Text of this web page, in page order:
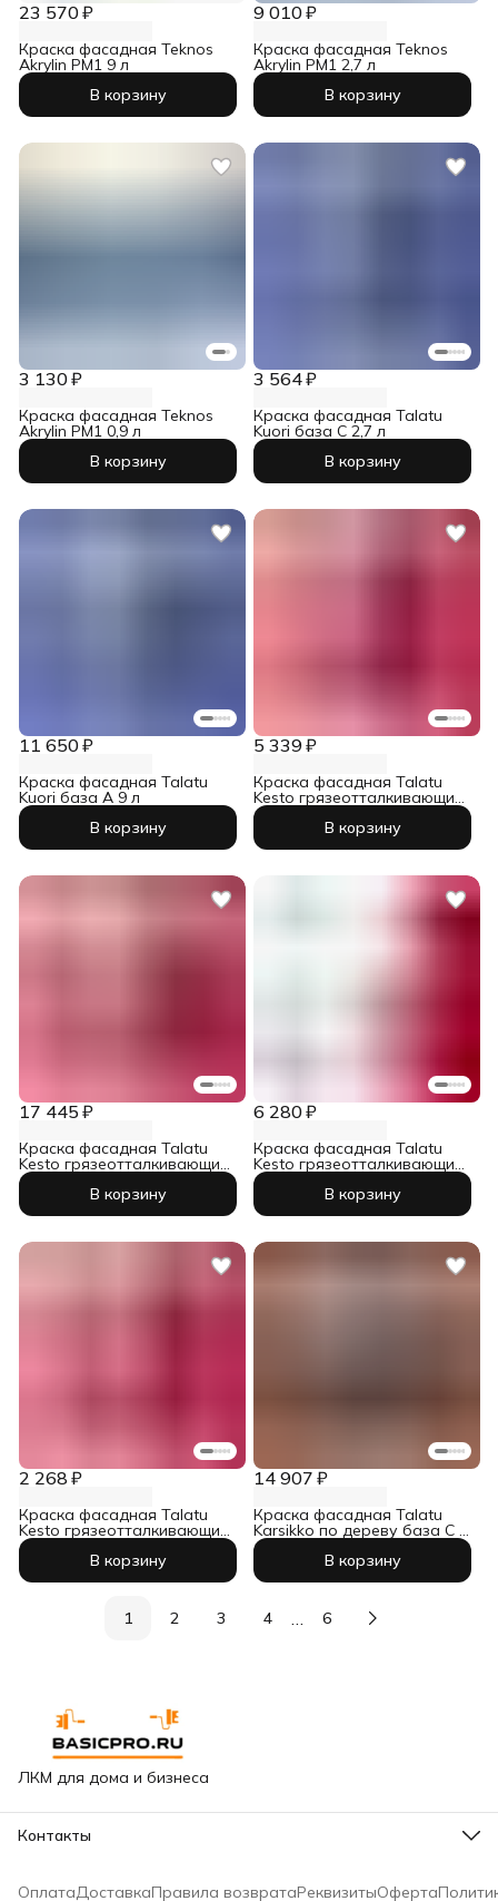
23 570 ₽
Краска фасадная Teknos
Akrylin PM1 9 л
В корзину
9 010 ₽
Краска фасадная Teknos
Akrylin PM1 2,7 л
В корзину
3 130 ₽
Краска фасадная Teknos
Akrylin PM1 0,9 л
В корзину
3 564 ₽
Краска фасадная Talatu
Kuori база С 2,7 л
В корзину
11 650 ₽
Краска фасадная Talatu
Kuori база А 9 л
В корзину
5 339 ₽
Краска фасадная Talatu
Kesto грязеотталкивающий
база С 2,7 л
В корзину
17 445 ₽
Краска фасадная Talatu
Kesto грязеотталкивающий
база А 9 л
В корзину
6 280 ₽
Краска фасадная Talatu
Kesto грязеотталкивающий
база А 2,7 л
В корзину
2 268 ₽
Краска фасадная Talatu
Kesto грязеотталкивающий
база А 0,9 л
В корзину
14 907 ₽
Краска фасадная Talatu
Karsikko по дереву база С 9
л
В корзину
1 2 3 4 … 6
ЛКМ для дома и бизнеса
Контакты
Горячая линия сети
ОплатаДоставкаПравила возвратаРеквизитыОферта